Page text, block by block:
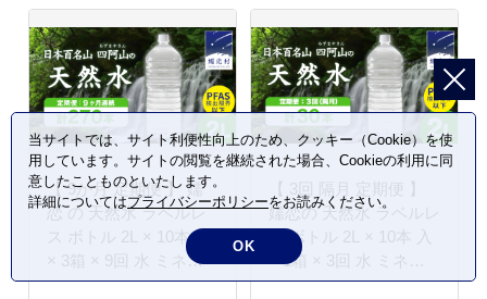
用品 [BA017tu]
用品 [BA019tu]
【 9か月 定期便 】 嬬
恋 の 天然水 ラベルレ
ス ボトル 2L × 10本 入
× 3箱 × 9回 水 ミネラ
ルウォーター 2000ml
【 3回 隔月 定期便 】
嬬恋の 天然水 ラベルレ
ス ボトル 2L × 10本 入
× 1箱 × 3回 水 ミネラ
ルウォーター 2000ml 3
当サイトでは、サイト利便性向上のため、クッキー（Cookie）を使
用しています。サイトの閲覧を継続された場合、Cookieの利用に同
意したことものといたします。
詳細についてはプライバシーポリシーをお読みください。
OK